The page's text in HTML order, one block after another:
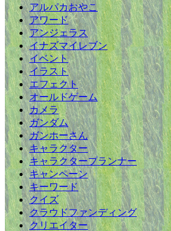
アルパカおやこ
アワード
アンジェラス
イナズマイレブン
イベント
イラスト
エフェクト
オールドゲーム
カメラ
ガンダム
ガンホーさん
キャラクター
キャラクタープランナー
キャンペーン
キーワード
クイズ
クラウドファンディング
クリエイター